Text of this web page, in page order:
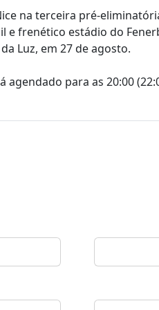
na terceira pré-
e frenético estádio do
Luz, em 27 de agosto.
agendado para as 20:00